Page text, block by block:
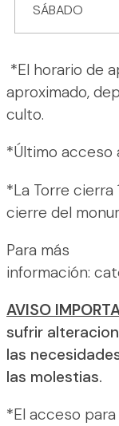
SÁBADO
*El horario de
aproximado,
culto.
*Último acceso
*La Torre
cierre del
Para más
información:
AVISO
sufrir
las
las molestias.
*El acceso